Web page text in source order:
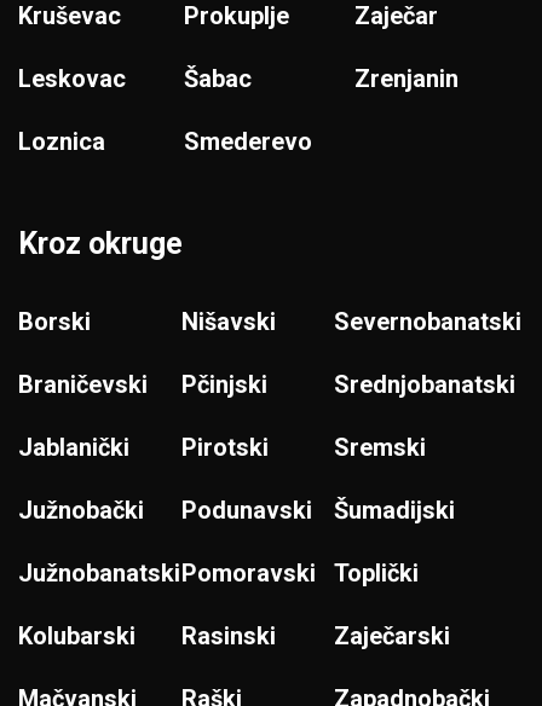
Kruševac
Leskovac
Loznica
Prokuplje
Šabac
Smederevo
Zaječar
Zrenjanin
Kroz okruge
Borski
Braničevski
Jablanički
Južnobački
Južnobanatski
Kolubarski
Mačvanski
Nišavski
Pčinjski
Pirotski
Podunavski
Pomoravski
Rasinski
Raški
Severnobanatski
Srednjobanatski
Sremski
Šumadijski
Toplički
Zaječarski
Zapadnobački